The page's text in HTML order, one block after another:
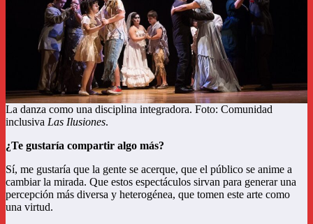
La danza como una disciplina integradora. Foto: Comunidad
inclusiva Las Ilusiones.
¿Te gustaría compartir algo más?
Sí, me gustaría que la gente se acerque, que el público se anime a
cambiar la mirada. Que estos espectáculos sirvan para generar una
percepción más diversa y heterogénea, que tomen este arte como
una virtud.